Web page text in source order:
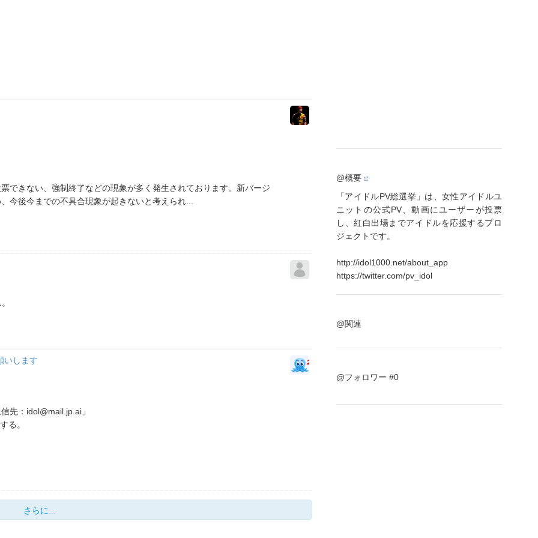
できない、強制終了などの現象が多く発生されております。新バージ
今後今までの不具合現象が起きないと考えられ...
いします
先： idol@mail.jp.ai 」
る。
さらに...
@概要
「アイドルPV総選挙」は、女性アイドルユ
ニットの公式PV、動画にユーザーが投票
し、紅白出場までアイドルを応援するプロ
ジェクトです。
http://idol1000.net/about_app
https://twitter.com/pv_idol
@関連
@フォロワー #0